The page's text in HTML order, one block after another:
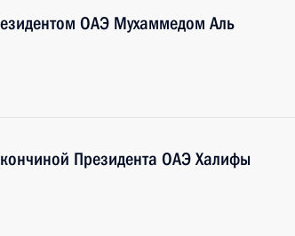
ОАЭ Мухаммедом Аль
Президента ОАЭ Халифы